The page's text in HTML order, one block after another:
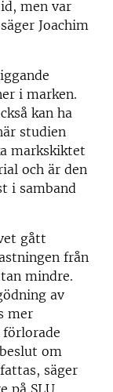
men var
Joachim
i marken.
kan ha
studien
markskiktet
och är den
i samband
gått
från
mindre.
av
mer
om
säger
på SLU.